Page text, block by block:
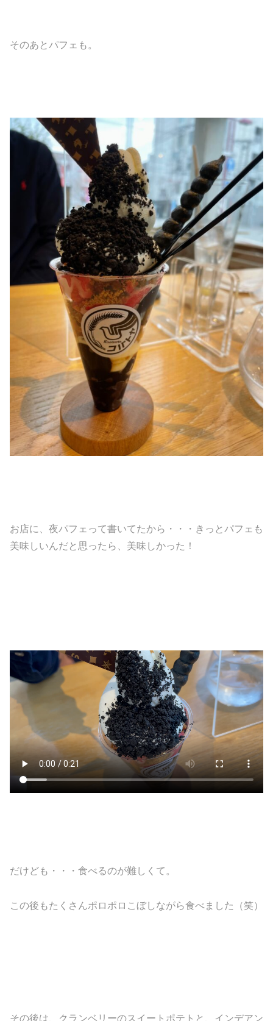
そのあとパフェも。
お店に、夜パフェって書いてたから・・・きっとパフェも
美味しいんだと思ったら、美味しかった！
だけども・・・食べるのが難しくて。
この後もたくさんポロポロこぼしながら食べました（笑）
その後は、クランベリーのスイートポテトと、インデアン